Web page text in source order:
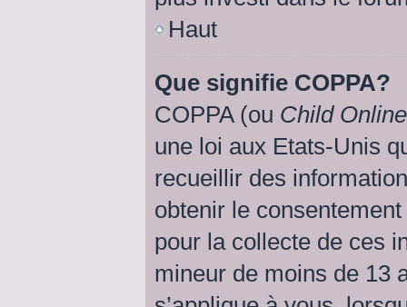
Haut
Que signifie COPPA?
COPPA (ou Child
une loi aux Etats-Unis
recueillir des
obtenir le consentement
pour la collecte de ces
mineur de moins de 13